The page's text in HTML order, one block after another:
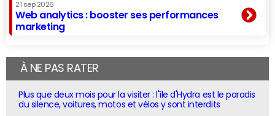
21 sep 2026
Web analytics : booster ses performances
marketing
À NE PAS RATER
Plus que deux mois pour la visiter : l'île d'Hydra est le paradis
du silence, voitures, motos et vélos y sont interdits